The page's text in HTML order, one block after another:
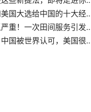
美国反噬美国：新冠疫情和美
专家：我国耕地镁元素缺乏
石油交易改用人民币结算！中国